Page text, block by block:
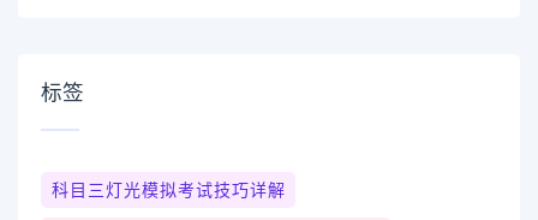
标签
科目三灯光模拟考试技巧详解